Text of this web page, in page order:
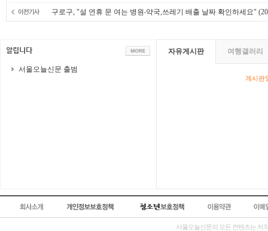
구로구, "설 연휴 문 여는 병원‧약국,쓰레기 배출 날짜 확인하세요"
서울오늘신문 출범
자유게시판 여행갤러리
게시판
서울오늘신문의 모든 컨텐츠는 저